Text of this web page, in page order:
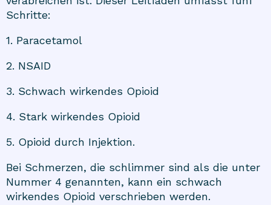
Schritte:
1. Paracetamol
2. NSAID
3. Schwach wirkendes Opioid
4. Stark wirkendes Opioid
5. Opioid durch Injektion.
Bei Schmerzen, die schlimmer sind als die unter
Nummer 4 genannten, kann ein schwach
wirkendes Opioid verschrieben werden.